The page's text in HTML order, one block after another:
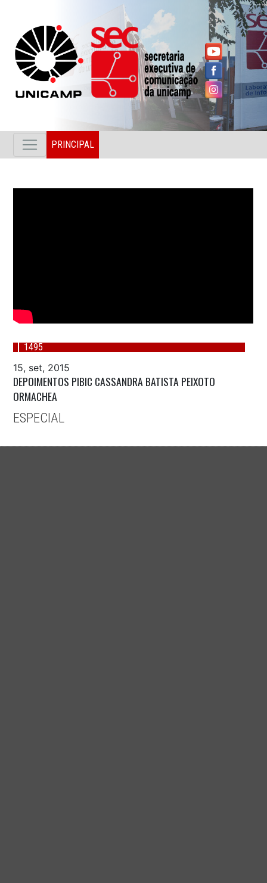
PRINCIPAL
1495
15, set, 2015
DEPOIMENTOS PIBIC CASSANDRA BATISTA PEIXOTO
ORMACHEA
ESPECIAL